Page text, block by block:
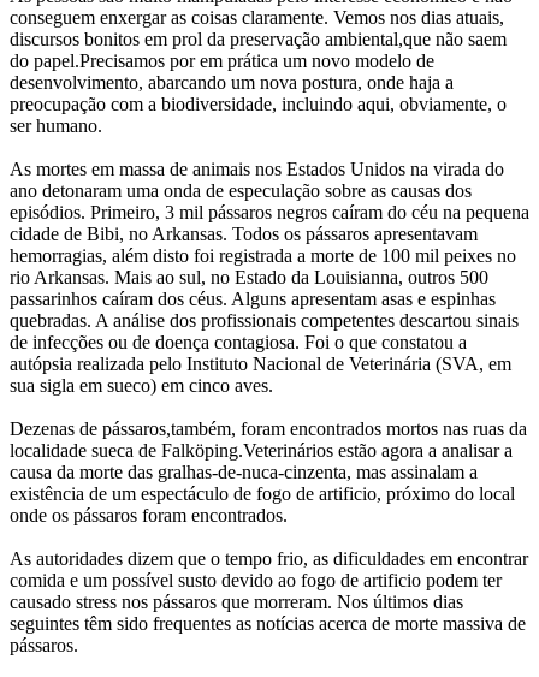
conseguem enxergar as coisas claramente. Vemos nos dias atuais,
discursos bonitos em prol da preservação ambiental,que não saem
do papel.Precisamos por em prática um novo modelo de
desenvolvimento, abarcando um nova postura, onde haja a
preocupação com a biodiversidade, incluindo aqui, obviamente, o
ser humano.
As mortes em massa de animais nos Estados Unidos na virada do
ano detonaram uma onda de especulação sobre as causas dos
episódios. Primeiro, 3 mil pássaros negros caíram do céu na pequena
cidade de Bibi, no Arkansas. Todos os pássaros apresentavam
hemorragias, além disto foi registrada a morte de 100 mil peixes no
rio Arkansas. Mais ao sul, no Estado da Louisianna, outros 500
passarinhos caíram dos céus. Alguns apresentam asas e espinhas
quebradas. A análise dos profissionais competentes descartou sinais
de infecções ou de doença contagiosa. Foi o que constatou a
autópsia realizada pelo Instituto Nacional de Veterinária (SVA, em
sua sigla em sueco) em cinco aves.
Dezenas de pássaros,também, foram encontrados mortos nas ruas da
localidade sueca de Falköping.Veterinários estão agora a analisar a
causa da morte das gralhas-de-nuca-cinzenta, mas assinalam a
existência de um espectáculo de fogo de artificio, próximo do local
onde os pássaros foram encontrados.
As autoridades dizem que o tempo frio, as dificuldades em encontrar
comida e um possível susto devido ao fogo de artificio podem ter
causado stress nos pássaros que morreram. Nos últimos dias
seguintes têm sido frequentes as notícias acerca de morte massiva de
pássaros.